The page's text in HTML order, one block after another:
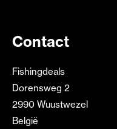
Contact
Fishingdeals
Dorensweg 2
2990 Wuustwezel
België